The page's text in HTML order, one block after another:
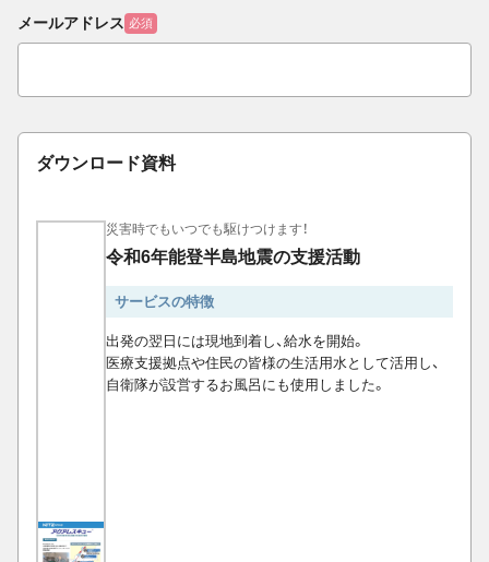
メールアドレス 必須
ダウンロード資料
災害時でもいつでも駆けつけます！
令和6年能登半島地震の支援活動
サービスの特徴
出発の翌日には現地到着し、給水を開始。
医療支援拠点や住民の皆様の生活用水として活用し、
自衛隊が設営するお風呂にも使用しました。